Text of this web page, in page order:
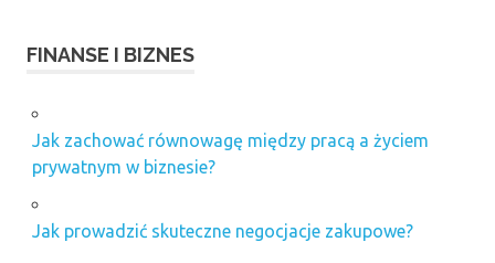
FINANSE I BIZNES
Jak zachować równowagę między pracą a życiem
prywatnym w biznesie?
Jak prowadzić skuteczne negocjacje zakupowe?